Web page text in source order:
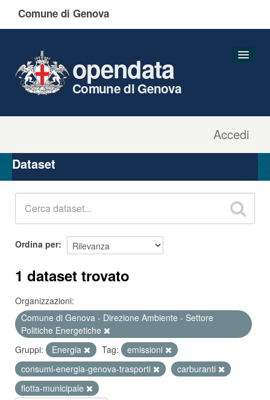
Comune di Genova
Accedi
opendata
Comune di Genova
Organizzazioni
Gruppi
Dataset
Ordina per
1 dataset trovato
Organizzazioni:
Comune di Genova - Direzione Ambiente - Settore
Politiche Energetiche
Gruppi:
Energia Tag:
emissioni
consumi-energia-genova-trasporti
carburanti
flotta-municipale